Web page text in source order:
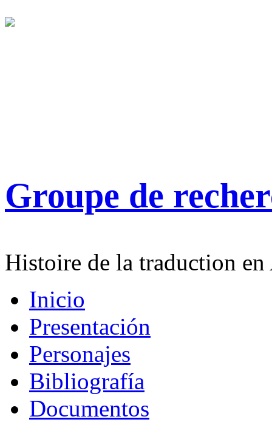
Groupe de
Histoire de la traduction
Inicio
Presentación
Personajes
Bibliografía
Documentos